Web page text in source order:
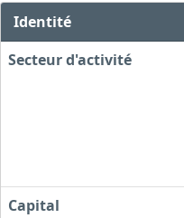
Identité
Secteur d'activité
Capital